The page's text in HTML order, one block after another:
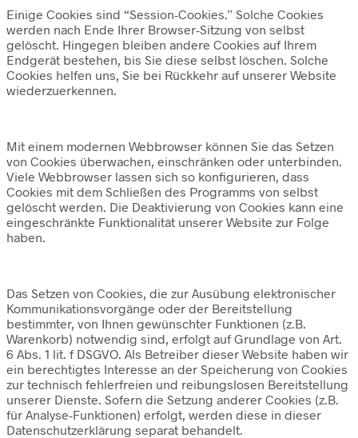
Einige Cookies sind “Session-Cookies.” Solche Cookies
werden nach Ende Ihrer Browser-Sitzung von selbst
gelöscht. Hingegen bleiben andere Cookies auf Ihrem
Endgerät bestehen, bis Sie diese selbst löschen. Solche
Cookies helfen uns, Sie bei Rückkehr auf unserer Website
wiederzuerkennen.
Mit einem modernen Webbrowser können Sie das Setzen
von Cookies überwachen, einschränken oder unterbinden.
Viele Webbrowser lassen sich so konfigurieren, dass
Cookies mit dem Schließen des Programms von selbst
gelöscht werden. Die Deaktivierung von Cookies kann eine
eingeschränkte Funktionalität unserer Website zur Folge
haben.
Das Setzen von Cookies, die zur Ausübung elektronischer
Kommunikationsvorgänge oder der Bereitstellung
bestimmter, von Ihnen gewünschter Funktionen (z.B.
Warenkorb) notwendig sind, erfolgt auf Grundlage von Art.
6 Abs. 1 lit. f DSGVO. Als Betreiber dieser Website haben wir
ein berechtigtes Interesse an der Speicherung von Cookies
zur technisch fehlerfreien und reibungslosen Bereitstellung
unserer Dienste. Sofern die Setzung anderer Cookies (z.B.
für Analyse-Funktionen) erfolgt, werden diese in dieser
Datenschutzerklärung separat behandelt.